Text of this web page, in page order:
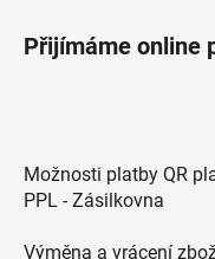
Přijímáme online
Možnosti platby QR
PPL - Zásilkovna
Výměna a vrácení